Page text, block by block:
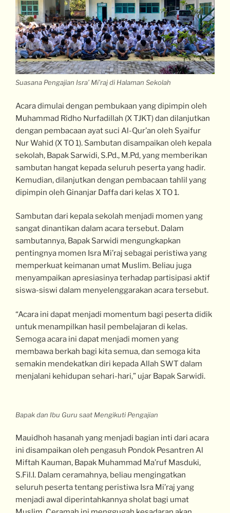
Suasana Pengajian Isra’ Mi’raj di Halaman Sekolah
Acara dimulai dengan pembukaan yang dipimpin oleh
Muhammad Ridho Nurfadillah (X TJKT) dan dilanjutkan
dengan pembacaan ayat suci Al-Qur’an oleh Syaifur
Nur Wahid (X TO 1). Sambutan disampaikan oleh kepala
sekolah, Bapak Sarwidi, S.Pd., M.Pd, yang memberikan
sambutan hangat kepada seluruh peserta yang hadir.
Kemudian, dilanjutkan dengan pembacaan tahlil yang
dipimpin oleh Ginanjar Daffa dari kelas X TO 1.
Sambutan dari kepala sekolah menjadi momen yang
sangat dinantikan dalam acara tersebut. Dalam
sambutannya, Bapak Sarwidi mengungkapkan
pentingnya momen Isra Mi’raj sebagai peristiwa yang
memperkuat keimanan umat Muslim. Beliau juga
menyampaikan apresiasinya terhadap partisipasi aktif
siswa-siswi dalam menyelenggarakan acara tersebut.
“Acara ini dapat menjadi momentum bagi peserta didik
untuk menampilkan hasil pembelajaran di kelas.
Semoga acara ini dapat menjadi momen yang
membawa berkah bagi kita semua, dan semoga kita
semakin mendekatkan diri kepada Allah SWT dalam
menjalani kehidupan sehari-hari,” ujar Bapak Sarwidi.
Bapak dan Ibu Guru saat Mengikuti Pengajian
Mauidhoh hasanah yang menjadi bagian inti dari acara
ini disampaikan oleh pengasuh Pondok Pesantren Al
Miftah Kauman, Bapak Muhammad Ma’ruf Masduki,
S.Fil.I. Dalam ceramahnya, beliau mengingatkan
seluruh peserta tentang peristiwa Isra Mi’raj yang
menjadi awal diperintahkannya sholat bagi umat